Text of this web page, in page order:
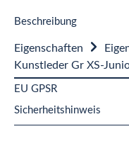
Beschreibung
Eigenschaften
Kunstleder Gr XS-
EU GPSR
Sicherheitshinweis